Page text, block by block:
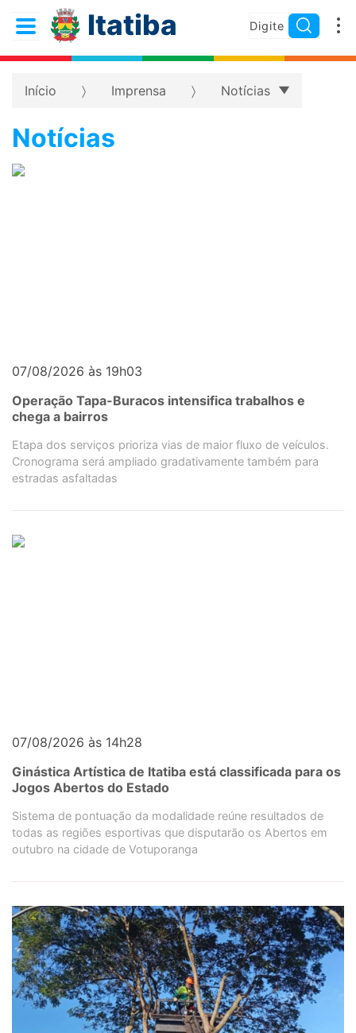
Itatiba
Início Imprensa Notícias
Notícias
07/08/2026 às 19h03
Operação Tapa-Buracos intensifica trabalhos e
chega a bairros
Etapa dos serviços prioriza vias de maior fluxo de veículos.
Cronograma será ampliado gradativamente também para
estradas asfaltadas
07/08/2026 às 14h28
Ginástica Artística de Itatiba está classificada para os
Jogos Abertos do Estado
Sistema de pontuação da modalidade reúne resultados de
todas as regiões esportivas que disputarão os Abertos em
outubro na cidade de Votuporanga